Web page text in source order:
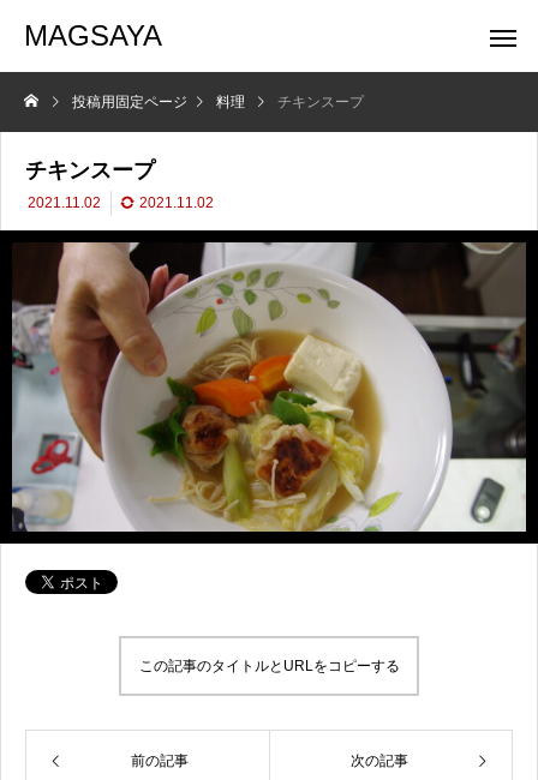
MAGSAYA
投稿用固定ページ 料理 チキンスープ
チキンスープ
2021.11.02 2021.11.02
この記事のタイトルとURLをコピーする
前の記事 次の記事